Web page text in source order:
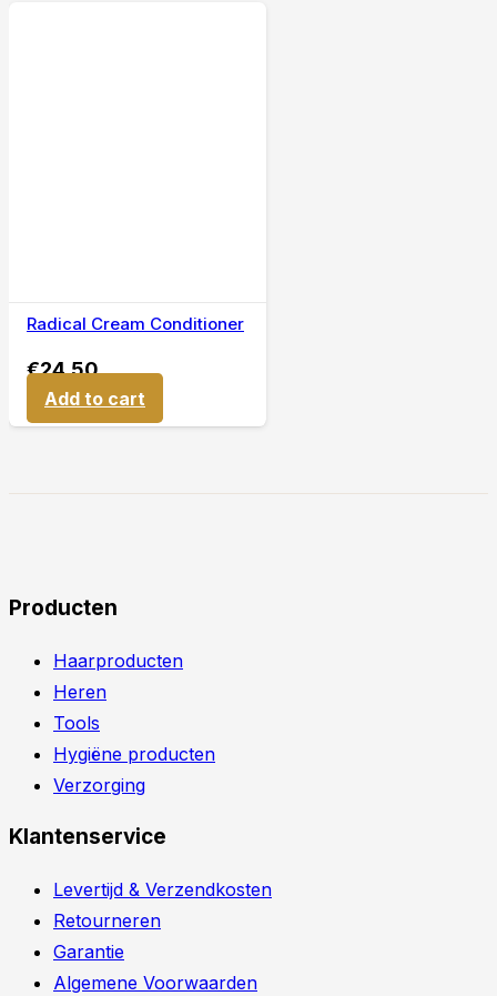
Radical Cream Conditioner
€24,50
Add to cart
Producten
Haarproducten
Heren
Tools
Hygiëne producten
Verzorging
Klantenservice
Levertijd & Verzendkosten
Retourneren
Garantie
Algemene Voorwaarden